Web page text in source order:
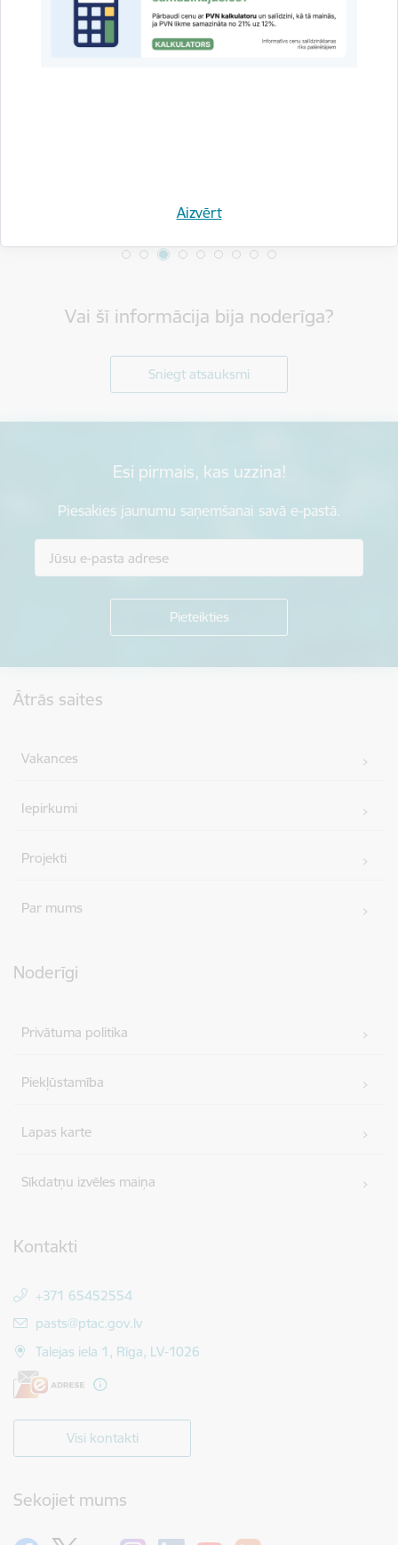
Aizvērt
Dalīties
Vai šī informācija bija noderīga?
Sniegt atsauksmi
Esi pirmais, kas uzzina!
Piesakies jaunumu saņemšanai savā e-pastā.
Ātrās saites
Vakances
Iepirkumi
Projekti
Par mums
Noderīgi
Privātuma politika
Piekļūstamība
Lapas karte
Sīkdatņu izvēles maiņa
Kontakti
+371 65452554
E-pasts:
pasts@ptac.gov.lv
Talejas iela 1, Rīga, LV-1026
Visi kontakti
Sekojiet mums